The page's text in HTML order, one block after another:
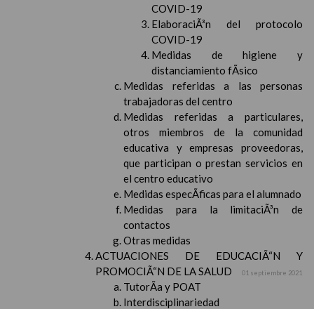
COVID-19
ElaboraciÃ³n del protocolo
COVID-19
Medidas de higiene y
distanciamiento fÃ­sico
Medidas referidas a las personas
trabajadoras del centro
Medidas referidas a particulares,
otros miembros de la comunidad
educativa y empresas proveedoras,
que participan o prestan servicios en
el centro educativo
Medidas especÃ­ficas para el alumnado
Medidas para la limitaciÃ³n de
contactos
Otras medidas
ACTUACIONES DE EDUCACIÃ“N Y
PROMOCIÃ“N DE LA SALUD
01 septiembre 2021
TutorÃ­a y POAT
Interdisciplinariedad